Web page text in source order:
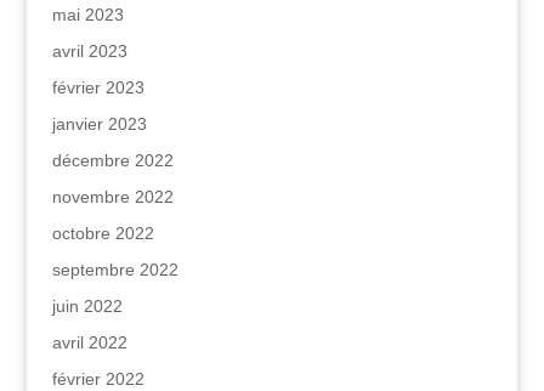
mai 2023
avril 2023
février 2023
janvier 2023
décembre 2022
novembre 2022
octobre 2022
septembre 2022
juin 2022
avril 2022
février 2022